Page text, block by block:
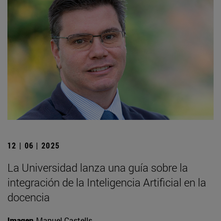
12 | 06 | 2025
La Universidad lanza una guía sobre la
integración de la Inteligencia Artificial en la
docencia